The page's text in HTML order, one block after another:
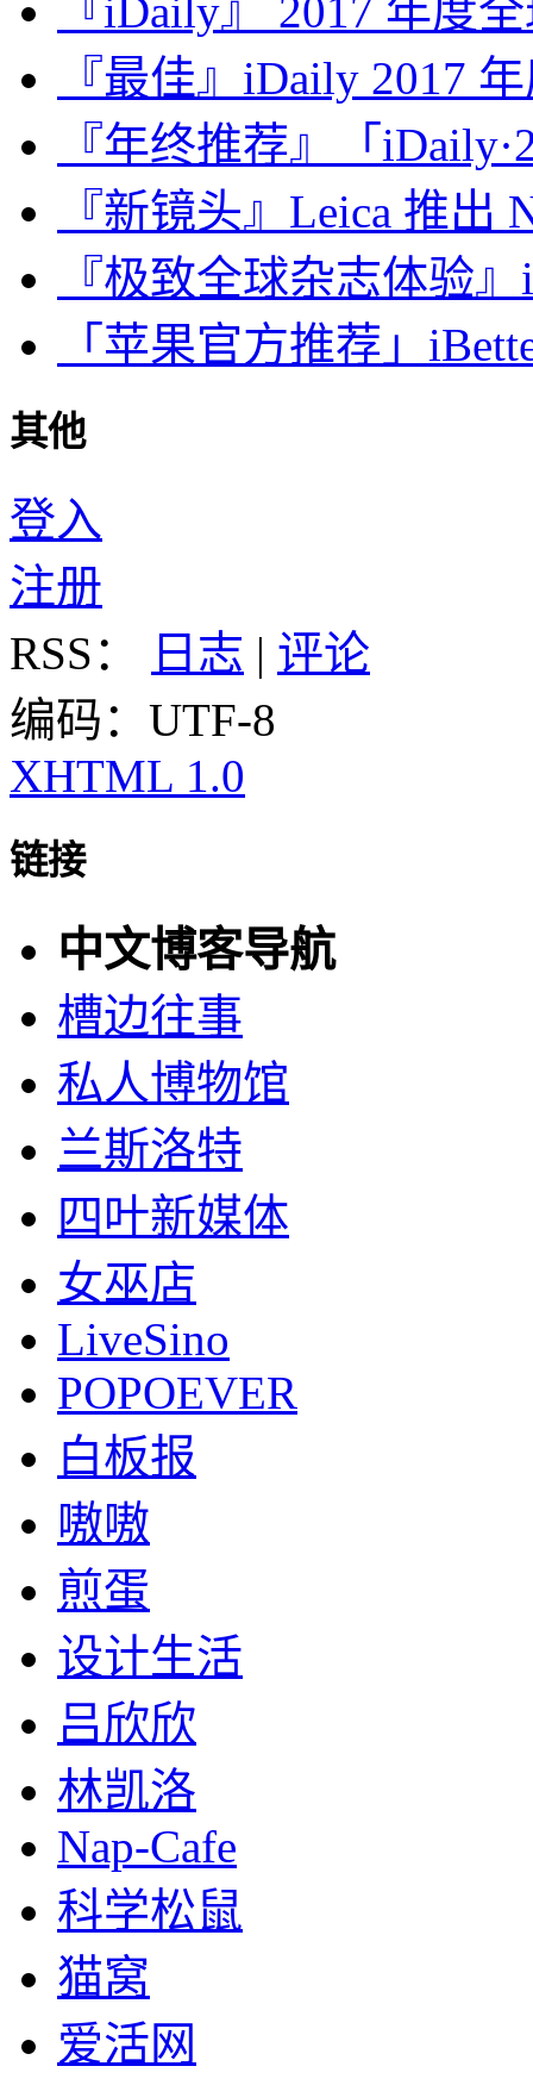
『iDaily』 2017 年度
『最佳』iDaily 2017
『年终推荐』「
『新镜头』Leica 推出
『极致全球杂志体验
「苹果官方推荐」
其他
登入
注册
RSS：
日志 | 评论
编码：UTF-8
XHTML 1.0
链接
中文博客导航
槽边往事
私人博物馆
兰斯洛特
四叶新媒体
女巫店
LiveSino
POPOEVER
白板报
嗷嗷
煎蛋
设计生活
吕欣欣
林凯洛
Nap-Cafe
科学松鼠
猫窝
爱活网